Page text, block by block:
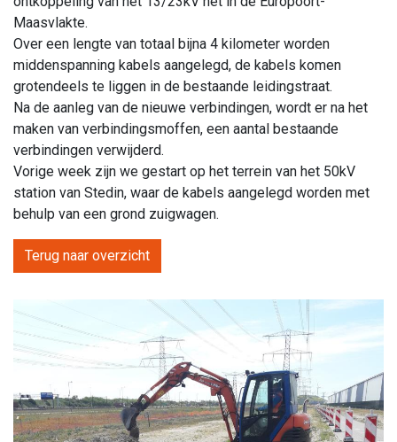
Maasvlakte.
Over een lengte van totaal bijna 4 kilometer worden
middenspanning kabels aangelegd, de kabels komen
grotendeels te liggen in de bestaande leidingstraat.
Na de aanleg van de nieuwe verbindingen, wordt er na het
maken van verbindingsmoffen, een aantal bestaande
verbindingen verwijderd.
Vorige week zijn we gestart op het terrein van het 50kV
station van Stedin, waar de kabels aangelegd worden met
behulp van een grond zuigwagen.
Terug naar overzicht